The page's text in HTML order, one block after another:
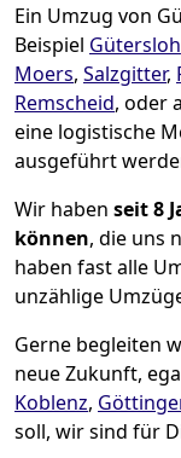
Ein Umzug von
Beispiel Gütersloh
Moers, Salzgitter,
Remscheid, oder
eine logistische
ausgeführt
Wir haben seit8
können, die uns
haben fast alle
unzählige
Gerne begleiten
neue Zukunft,
Koblenz,
soll, wir sind für